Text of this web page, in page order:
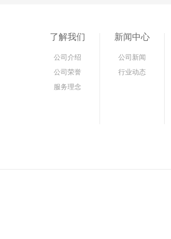
了解我们
公司介绍
公司荣誉
服务理念
新闻中心
公司新闻
行业动态